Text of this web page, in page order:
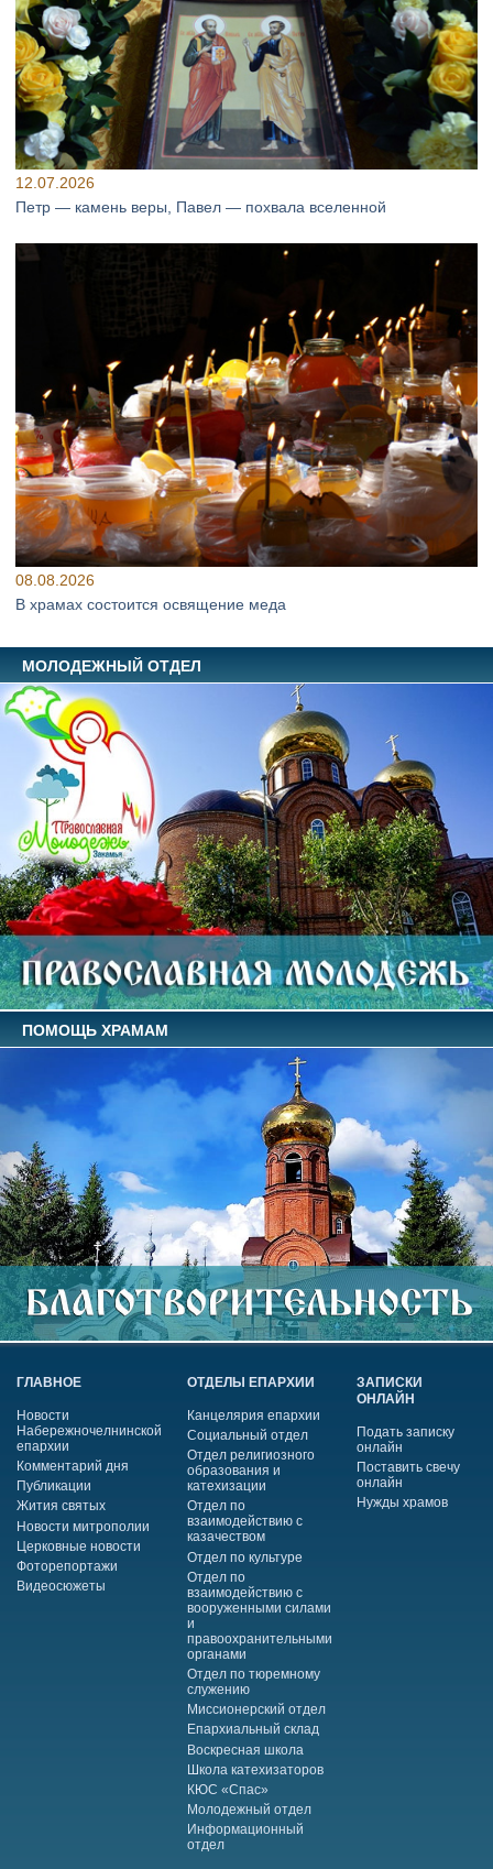
12.07.2026
Петр — камень веры, Павел — похвала вселенной
08.08.2026
В храмах состоится освящение меда
МОЛОДЕЖНЫЙ ОТДЕЛ
ПОМОЩЬ ХРАМАМ
ГЛАВНОЕ
Новости
Набережночелнинской
епархии
Комментарий дня
Публикации
Жития святых
Новости митрополии
Церковные новости
Фоторепортажи
Видеосюжеты
ОТДЕЛЫ ЕПАРХИИ
Канцелярия епархии
Социальный отдел
Отдел религиозного
образования и
катехизации
Отдел по
взаимодействию с
казачеством
Отдел по культуре
Отдел по
взаимодействию с
вооруженными силами
и
правоохранительными
органами
Отдел по тюремному
служению
Миссионерский отдел
Епархиальный склад
Воскресная школа
Школа катехизаторов
КЮС «Спас»
Молодежный отдел
Информационный
отдел
ЗАПИСКИ
ОНЛАЙН
Подать записку
онлайн
Поставить свечу
онлайн
Нужды храмов